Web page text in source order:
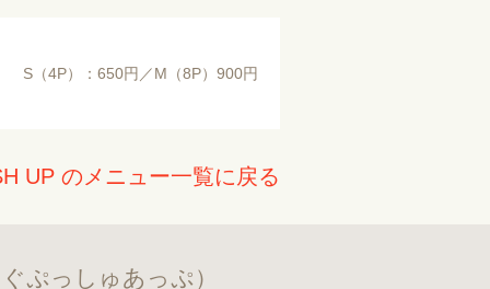
S（4P）：650円／M（8P）900円
UP のメニュー一覧に戻る
ぷっしゅあっぷ）